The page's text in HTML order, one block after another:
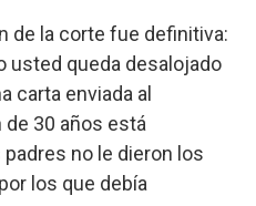
de la corte fue definitiva:
usted queda desalojado
carta enviada al
30 años está
no le dieron los
los que debía